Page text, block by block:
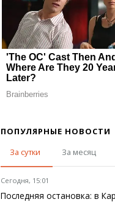
ПОПУЛЯРНЫЕ НОВОСТИ
За сутки
За месяц
Сегодня, 15:01
Последняя остановка: в